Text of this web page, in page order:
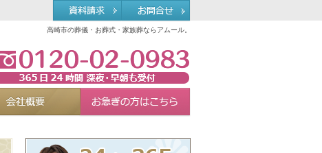
高崎市の葬儀・お葬式・家族葬ならアムール。